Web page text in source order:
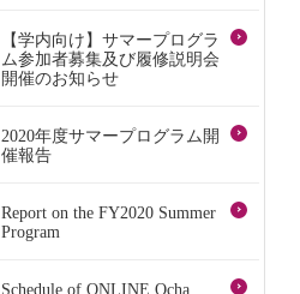
【学内向け】サマープログラ
ム参加者募集及び履修説明会
開催のお知らせ
2020年度サマープログラム開
催報告
Report on the FY2020 Summer
Program
Schedule of ONLINE Ocha